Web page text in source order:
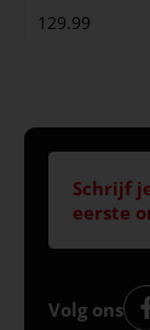
129.99
Schrijf
eerste
Volg ons